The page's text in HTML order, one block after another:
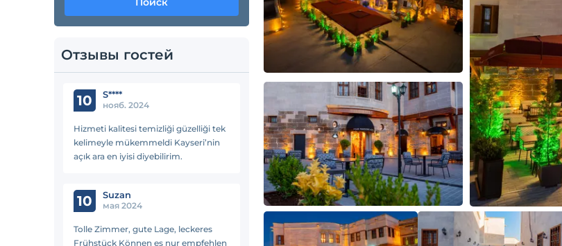
Отзывы гостей
10 S****
нояб. 2024
Hizmeti kalitesi temizliği güzelliği tek
kelimeyle mükemmeldi Kayseri’nin
açık ara en iyisi diyebilirim.
10 Suzan
мая 2024
Tolle Zimmer, gute Lage, leckeres
Frühstück Können es nur empfehlen